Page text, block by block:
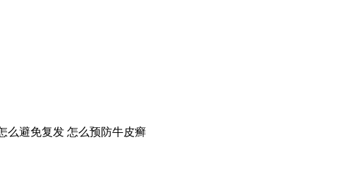
么避免复发 怎么预防牛皮癣